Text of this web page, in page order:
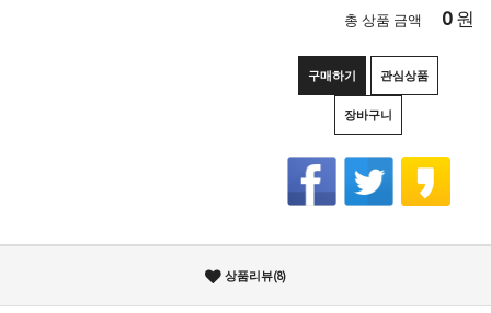
총 상품 금액 0원
구매하기 관심상품
장바구니
상품리뷰(8)